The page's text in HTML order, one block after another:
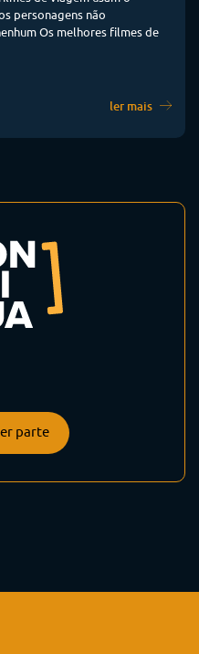
personagens não
Os melhores filmes de
ler mais
parte